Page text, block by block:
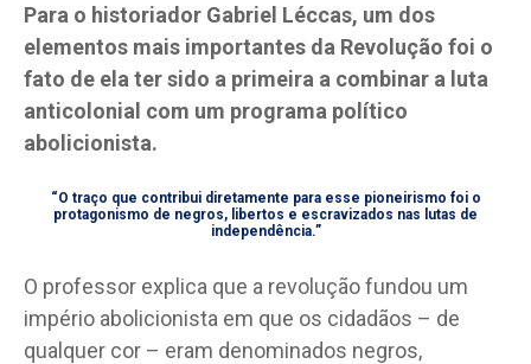
Para o historiador Gabriel Léccas, um dos
elementos mais importantes da Revolução foi o
fato de ela ter sido a primeira a combinar a luta
anticolonial com um programa político
abolicionista.
“O traço que contribui diretamente para esse pioneirismo foi o
protagonismo de negros, libertos e escravizados nas lutas de
independência.”
O professor explica que a revolução fundou um
império abolicionista em que os cidadãos – de
qualquer cor – eram denominados negros,